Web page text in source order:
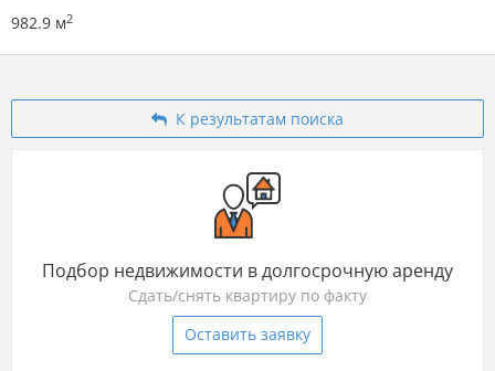
982.9 м2
К результатам поиска
Подбор недвижимости в долгосрочную аренду
Сдать/снять квартиру по факту
Оставить заявку